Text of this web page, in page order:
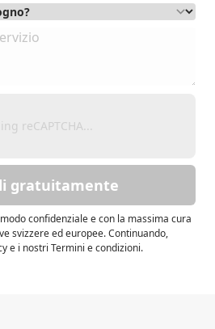
reCAPTCHA...
gratuitamente
confidenziale e con la massima cura
svizzere ed europee. Continuando,
e i nostri Termini e condizioni.